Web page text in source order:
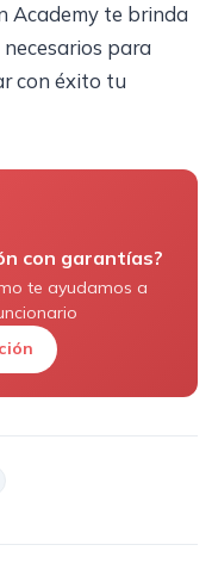
Academy te brinda
para
con éxito tu
con garantías?
te ayudamos a